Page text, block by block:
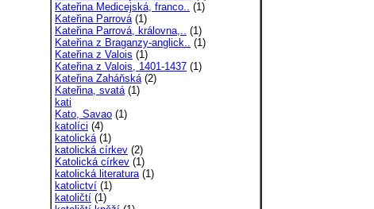
Kateřina Medicejská, franco.. (1)
Kateřina Parrová(1)
Kateřina Parrová, královna,.. (1)
Kateřina z Braganzy-anglick.. (1)
Kateřina z Valois (1)
Kateřina z Valois, 1401-1437 (1)
Kateřina Zaháňská(2)
Kateřina, svatá(1)
kati
Kato, Savao (1)
katolíci (4)
katolická(1)
katolická církev (2)
Katolická církev (1)
katolická literatura(1)
katolictví (1)
katoličtí (1)